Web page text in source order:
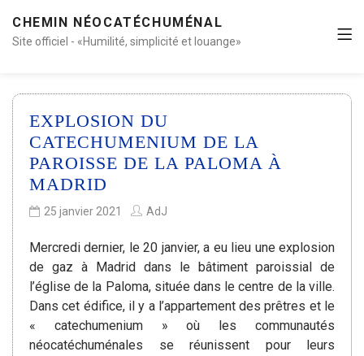
CHEMIN NÉOCATÉCHUMÉNAL
Site officiel - «Humilité, simplicité et louange»
EXPLOSION DU
CATECHUMENIUM DE LA
PAROISSE DE LA PALOMA À
MADRID
25 janvier 2021 AdJ
Mercredi dernier, le 20 janvier, a eu lieu une explosion
de gaz à Madrid dans le bâtiment paroissial de
l’église de la Paloma, située dans le centre de la ville.
Dans cet édifice, il y a l’appartement des prêtres et le
« catechumenium » où les communautés
néocatéchuménales se réunissent pour leurs